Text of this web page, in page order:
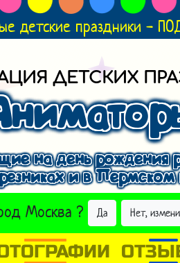
детские праздники -
ДЕТСКИХ
на день рождения
и в Пермском
Москва ? Да Нет,
ВЫБРАТЬ ДРУГОЙ ГОРОД